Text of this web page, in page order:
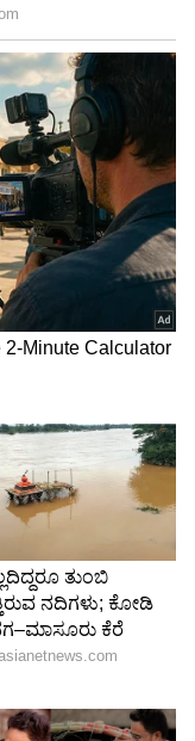
ಮನವಿಗಳು
ತಕ್ಷಣವೇ
ಬದಲಿಗೆ,
ಈಗಾಗಲೇ
ಪ್ರದೇಶಗಳಿಗೆ
ತೀರ್ಪು
ಸಂಬಂಧಿಸಿದ
ಟೆಂಡರ್
ಎಂದು
ಉನ್ನತ
ನಡೆ ಏನೆಂಬುದು